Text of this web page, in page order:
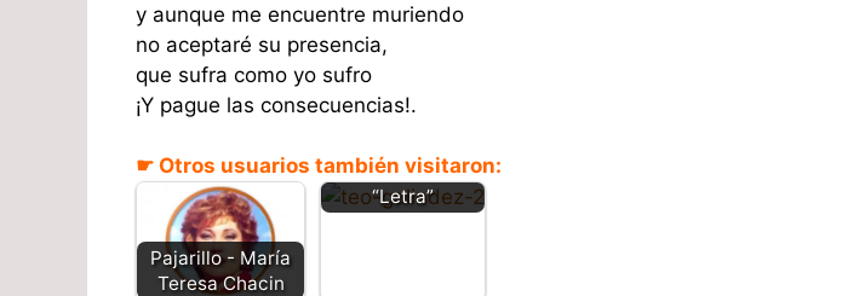
y aunque me encuentre muriendo
no aceptaré su presencia,
que sufra como yo sufro
¡Y pague las consecuencias!.
☛ Otros usuarios también visitaron:
Pajarillo - María
Teresa Chacin
– Teo Galindez –
“Letra”